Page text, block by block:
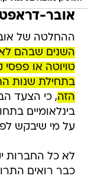
אובר-דראפט
ההחלטה של
השנים שבהם לא
טויוטה או
בתחילת שנות
הזה, כי הצעד
בינלאומיים
על מי שיבקש
לא כל החברות
כבר רואים